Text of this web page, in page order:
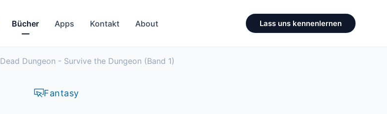
Bücher Apps Kontakt About Lass uns kennenlernen
Dead Dungeon - Survive the Dungeon (Band 1)
Fantasy